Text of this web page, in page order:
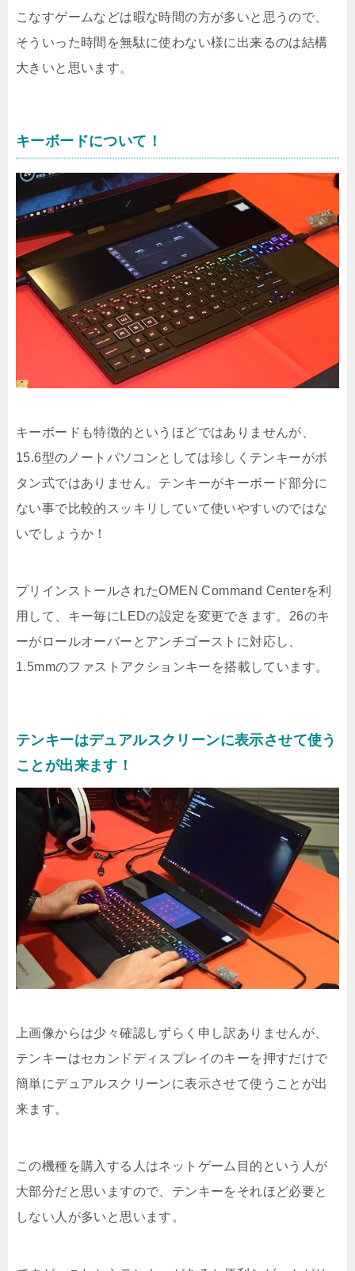
こなすゲームなどは暇な時間の方が多いと思うので、
そういった時間を無駄に使わない様に出来るのは結構
大きいと思います。
キーボードについて！
キーボードも特徴的というほどではありませんが、
15.6型のノートパソコンとしては珍しくテンキーがボ
タン式ではありません。テンキーがキーボード部分に
ない事で比較的スッキリしていて使いやすいのではな
いでしょうか！
プリインストールされたOMEN Command Centerを利
用して、キー毎にLEDの設定を変更できます。26のキ
ーがロールオーバーとアンチゴーストに対応し、
1.5mmのファストアクションキーを搭載しています。
テンキーはデュアルスクリーンに表示させて使う
ことが出来ます！
上画像からは少々確認しずらく申し訳ありませんが、
テンキーはセカンドディスプレイのキーを押すだけで
簡単にデュアルスクリーンに表示させて使うことが出
来ます。
この機種を購入する人はネットゲーム目的という人が
大部分だと思いますので、テンキーをそれほど必要と
しない人が多いと思います。